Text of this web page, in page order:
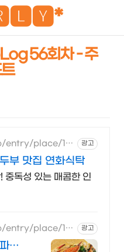
56회차 - 주
entry/place/17
광고
부 맛집 연화식탁
중독성 있는 매콤한 인
entry/place/14
광고
스